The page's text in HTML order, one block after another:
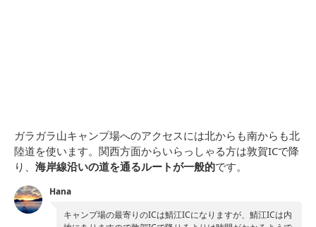
ガラガラ山キャンプ場へのアクセスには北からも南からも北
陸道を使います。関西方面からいらっしゃる方は敦賀ICで降
り、 海岸線沿いの道を通るルートが一般的です。
Hana
キャンプ場の最寄りのICは鯖江ICになりますが、鯖江ICは内